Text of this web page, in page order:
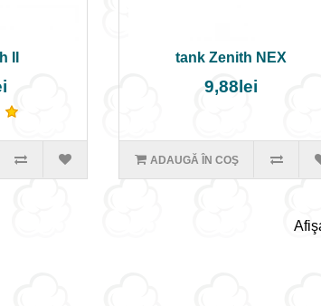
II tank Zenith NEX
9,88lei
ADAUGĂ ÎN COŞ